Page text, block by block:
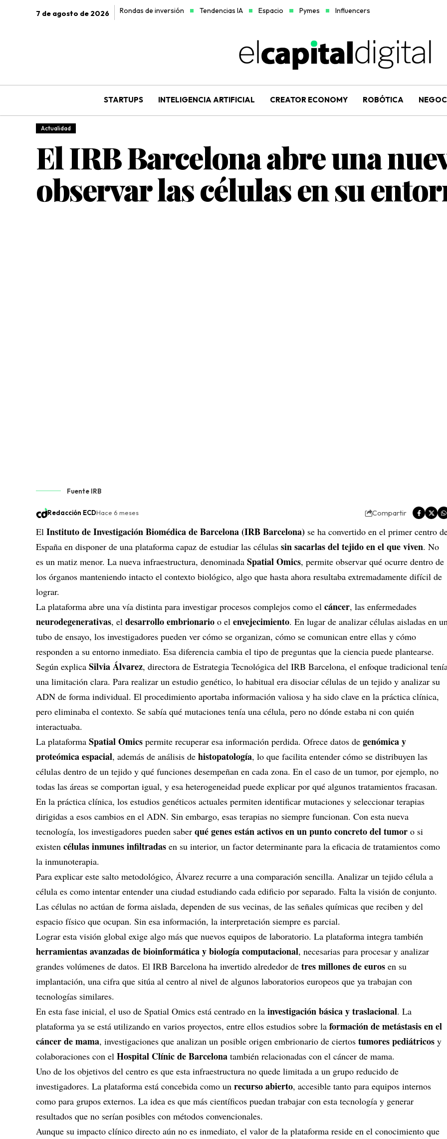
7 de agosto de 2026 Rondas de inversión Tendencias IA Espacio Pymes Influencers
STARTUPS INTELIGENCIA ARTIFICIAL CREATOR ECONOMY ROBÓTICA
Actualidad
El IRB Barcelona abre una
observar las células en su
Fuente IRB
Redacción ECDHace 6 meses Compartir
El Instituto de Investigación Biomédica de Barcelona (IRB Barcelona) se ha convertido en el primer centro
España en disponer de una plataforma capaz de estudiar las células sin sacarlas del tejido en el que viven. No
es un matiz menor. La nueva infraestructura, denominada Spatial Omics, permite observar qué ocurre dentro de
los órganos manteniendo intacto el contexto biológico, algo que hasta ahora resultaba extremadamente difícil de
lograr.
La plataforma abre una vía distinta para investigar procesos complejos como el cáncer, las enfermedades
neurodegenerativas, el desarrollo embrionario o el envejecimiento. En lugar de analizar células aisladas en
tubo de ensayo, los investigadores pueden ver cómo se organizan, cómo se comunican entre ellas y cómo
responden a su entorno inmediato. Esa diferencia cambia el tipo de preguntas que la ciencia puede plantearse.
Según explica Silvia Álvarez, directora de Estrategia Tecnológica del IRB Barcelona, el enfoque tradicional
una limitación clara. Para realizar un estudio genético, lo habitual era disociar células de un tejido y analizar su
ADN de forma individual. El procedimiento aportaba información valiosa y ha sido clave en la práctica clínica,
pero eliminaba el contexto. Se sabía qué mutaciones tenía una célula, pero no dónde estaba ni con quién
interactuaba.
La plataforma Spatial Omics permite recuperar esa información perdida. Ofrece datos de genómica y
proteómica espacial, además de análisis de histopatología, lo que facilita entender cómo se distribuyen las
células dentro de un tejido y qué funciones desempeñan en cada zona. En el caso de un tumor, por ejemplo, no
todas las áreas se comportan igual, y esa heterogeneidad puede explicar por qué algunos tratamientos fracasan.
En la práctica clínica, los estudios genéticos actuales permiten identificar mutaciones y seleccionar terapias
dirigidas a esos cambios en el ADN. Sin embargo, esas terapias no siempre funcionan. Con esta nueva
tecnología, los investigadores pueden saber qué genes están activos en un punto concreto del tumor o si
existen células inmunes infiltradas en su interior, un factor determinante para la eficacia de tratamientos como
la inmunoterapia.
Para explicar este salto metodológico, Álvarez recurre a una comparación sencilla. Analizar un tejido célula a
célula es como intentar entender una ciudad estudiando cada edificio por separado. Falta la visión de conjunto.
Las células no actúan de forma aislada, dependen de sus vecinas, de las señales químicas que reciben y del
espacio físico que ocupan. Sin esa información, la interpretación siempre es parcial.
Lograr esta visión global exige algo más que nuevos equipos de laboratorio. La plataforma integra también
herramientas avanzadas de bioinformática y biología computacional, necesarias para procesar y analizar
grandes volúmenes de datos. El IRB Barcelona ha invertido alrededor de tres millones de euros en su
implantación, una cifra que sitúa al centro al nivel de algunos laboratorios europeos que ya trabajan con
tecnologías similares.
En esta fase inicial, el uso de Spatial Omics está centrado en la investigación básica y traslacional. La
plataforma ya se está utilizando en varios proyectos, entre ellos estudios sobre la formación de metástasis en el
cáncer de mama, investigaciones que analizan un posible origen embrionario de ciertos tumores pediátricos y
colaboraciones con el Hospital Clínic de Barcelona también relacionadas con el cáncer de mama.
Uno de los objetivos del centro es que esta infraestructura no quede limitada a un grupo reducido de
investigadores. La plataforma está concebida como un recurso abierto, accesible tanto para equipos internos
como para grupos externos. La idea es que más científicos puedan trabajar con esta tecnología y generar
resultados que no serían posibles con métodos convencionales.
Aunque su impacto clínico directo aún no es inmediato, el valor de la plataforma reside en el conocimiento que